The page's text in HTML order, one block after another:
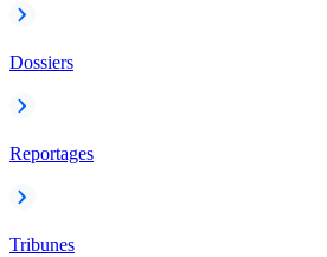
Dossiers
Reportages
Tribunes